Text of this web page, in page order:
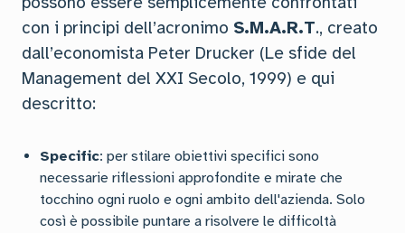
con i principi dell’acronimo S.M.A.R.T., creato
dall’economista Peter Drucker (Le sfide del
Management del XXI Secolo, 1999) e qui
descritto:
Specific: per stilare obiettivi specifici sono
necessarie riflessioni approfondite e mirate che
tocchino ogni ruolo e ogni ambito dell'azienda. Solo
così è possibile puntare a risolvere le difficoltà